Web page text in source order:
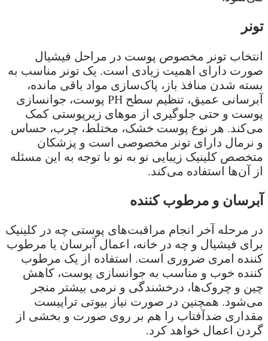
تونر
انتخاب تونر مخصوص پوست در مراحل فیشیال
صورت دارای اهمیت زیادی است. یک تونر مناسب به
بسته شدن منافذ باز، پاک‌سازی مواد باقی مانده،
آبرسانی عمیق، تنظیم سطح PH پوست، جوانسازی
پوست و حتی جلوگیری از موهای زیرپوستی کمک
می‌کند. هر نوع پوست خشک، مختلط، چرب، حساس
و نرمال دارای تونر مخصوصی است و پزشکان
متخصص کلینیک زیبایی نو به نو با توجه به این مسئله
از آن‌ها استفاده می‌کند.
آبرسان و مرطوب کننده
در مرحله آخر انجام مراقبت‌های پوستی چه در کلینیک
برای فیشیال و چه در خانه، اعمال آبرسان یا مرطوب
کننده امری ضروری است. استفاده از یک مرطوب
کننده خوب و مناسب به جوانسازی پوست، کاهش
چین و چروک‌‌ها، درخشندگی و نرمی بیشتر منجر
می‌شود. همچنین در صورت نیاز بیوتی تراپیست
مقداری ضدآفتاب را هم بر روی صورت و بخشی از
گردن اعمال خواهد کرد.